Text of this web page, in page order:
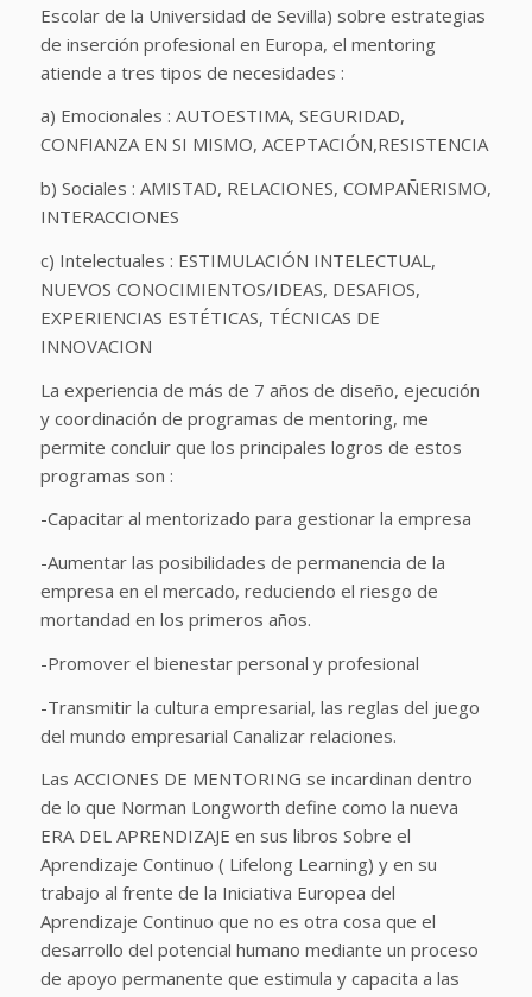
Escolar de la Universidad de Sevilla) sobre estrategias
de inserción profesional en Europa, el mentoring
atiende a tres tipos de necesidades :
a) Emocionales : AUTOESTIMA, SEGURIDAD,
CONFIANZA EN SI MISMO, ACEPTACIÓN,RESISTENCIA
b) Sociales : AMISTAD, RELACIONES, COMPAÑERISMO,
INTERACCIONES
c) Intelectuales : ESTIMULACIÓN INTELECTUAL,
NUEVOS CONOCIMIENTOS/IDEAS, DESAFIOS,
EXPERIENCIAS ESTÉTICAS, TÉCNICAS DE
INNOVACION
La experiencia de más de 7 años de diseño, ejecución
y coordinación de programas de mentoring, me
permite concluir que los principales logros de estos
programas son :
-Capacitar al mentorizado para gestionar la empresa
-Aumentar las posibilidades de permanencia de la
empresa en el mercado, reduciendo el riesgo de
mortandad en los primeros años.
-Promover el bienestar personal y profesional
-Transmitir la cultura empresarial, las reglas del juego
del mundo empresarial Canalizar relaciones.
Las ACCIONES DE MENTORING se incardinan dentro
de lo que Norman Longworth define como la nueva
ERA DEL APRENDIZAJE en sus libros Sobre el
Aprendizaje Continuo ( Lifelong Learning) y en su
trabajo al frente de la Iniciativa Europea del
Aprendizaje Continuo que no es otra cosa que el
desarrollo del potencial humano mediante un proceso
de apoyo permanente que estimula y capacita a las